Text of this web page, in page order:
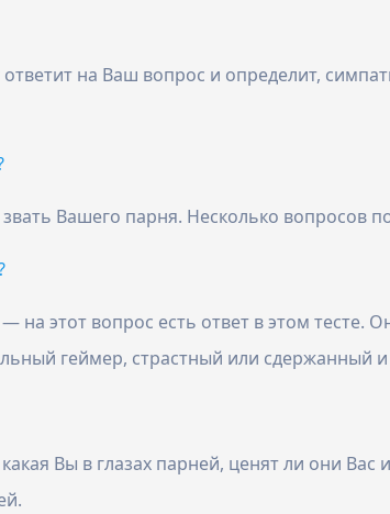
на Ваш вопрос и определит,
звать Вашего парня. Несколько
на этот вопрос есть ответ в этом
геймер, страстный или сдержанный и
Вы в глазах парней, ценят ли они